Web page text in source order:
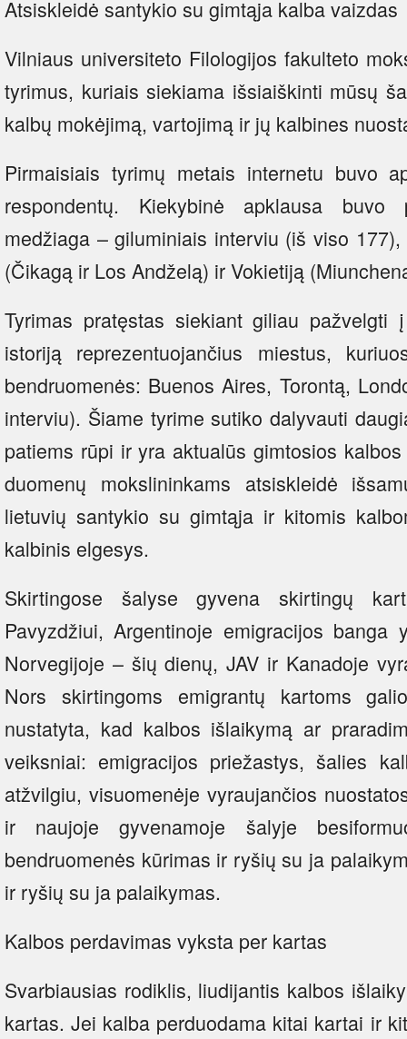
Atsiskleidė santykio su gimtąja kalba vaizdas
Vilniaus universiteto Filologijos fakulteto
tyrimus, kuriais siekiama išsiaiškinti mūsų
kalbų mokėjimą, vartojimą ir jų kalbines
Pirmaisiais tyrimų metais internetu buvo
respondentų. Kiekybinė apklausa buvo
medžiaga – giluminiais interviu (iš viso
(Čikagą ir Los Andželą) ir Vokietiją
Tyrimas pratęstas siekiant giliau pažvelgti
istoriją reprezentuojančius miestus,
bendruomenės: Buenos Aires, Torontą,
interviu). Šiame tyrime sutiko dalyvauti
patiems rūpi ir yra aktualūs gimtosios
duomenų mokslininkams atsiskleidė
lietuvių santykio su gimtąja ir kitomis
kalbinis elgesys.
Skirtingose šalyse gyvena skirtingų
Pavyzdžiui, Argentinoje emigracijos
Norvegijoje – šių dienų, JAV ir Kanadoje
Nors skirtingoms emigrantų kartoms
nustatyta, kad kalbos išlaikymą ar
veiksniai: emigracijos priežastys, šalies
atžvilgiu, visuomenėje vyraujančios
ir naujoje gyvenamoje šalyje
bendruomenės kūrimas ir ryšių su ja
ir ryšių su ja palaikymas.
Kalbos perdavimas vyksta per kartas
Svarbiausias rodiklis, liudijantis kalbos
kartas. Jei kalba perduodama kitai kartai ir